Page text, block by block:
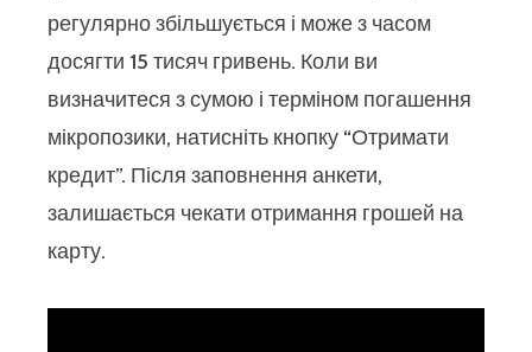
регулярно збільшується і може з часом
досягти 15 тисяч гривень. Коли ви
визначитеся з сумою і терміном погашення
мікропозики, натисніть кнопку “Отримати
кредит”. Після заповнення анкети,
залишається чекати отримання грошей на
карту.